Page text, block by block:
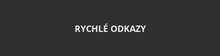
RYCHLÉ ODKAZY